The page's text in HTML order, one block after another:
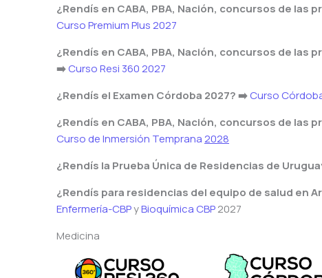
¿Rendís en CABA, PBA, Nación, concursos de
Curso Premium Plus 2027
¿Rendís en CABA, PBA, Nación, concursos de
➡️Curso Resi 360 2027
¿Rendís el Examen Córdoba 2027? ➡️Curso
¿Rendís en CABA, PBA, Nación, concursos de
Curso de Inmersión Temprana2028
¿Rendís la Prueba Única de Residencias de
¿Rendís para residencias del equipo de salud en
Enfermería-CBPyBioquímica CBP2027
Medicina